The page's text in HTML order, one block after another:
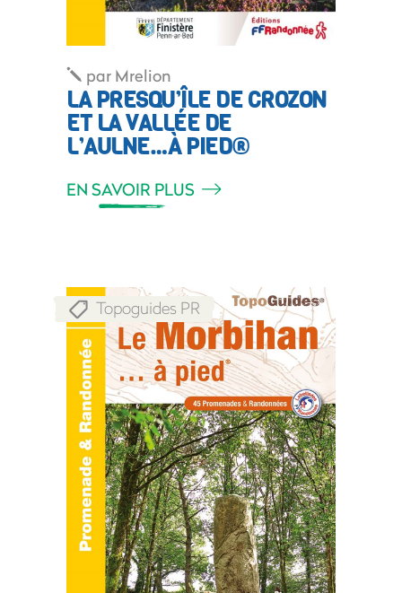
par Mrelion
LA PRESQU’ÎLE DE CROZON
ET LA VALLÉE DE
L’AULNE…À PIED®
EN SAVOIR PLUS
Topoguides PR